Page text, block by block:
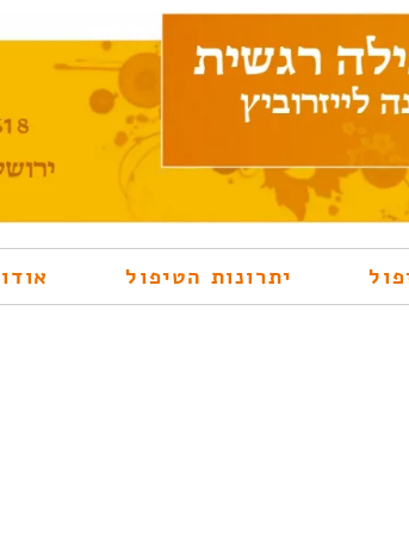
יתרונות הטיפול